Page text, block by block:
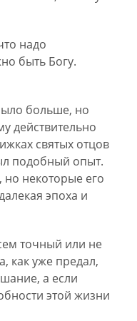
надо
быть Богу.
больше, но
действительно
святых отцов
подобный опыт.
но некоторые его
эпоха и
точный или не
как уже предал,
а если
этой жизни